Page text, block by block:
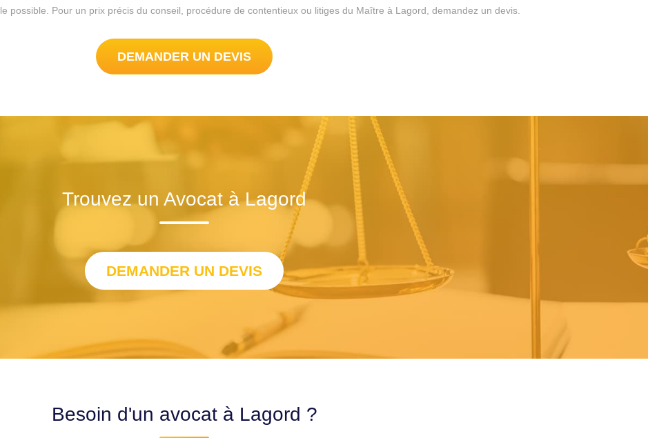
possible. Pour un prix précis du conseil, procédure de contentieux ou litiges du Maître à Lagord, demandez un devis.
DEMANDER UN DEVIS
Trouvez un Avocat à Lagord
DEMANDER UN DEVIS
Besoin d'un avocat à Lagord ?